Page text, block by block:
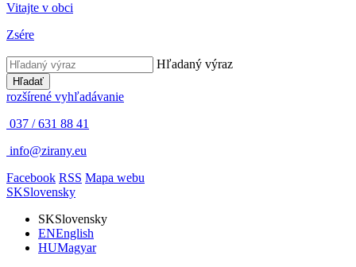
Vitajte v obci
Zsére
Hľadaný výraz
Hľadať
rozšírené vyhľadávanie
037 / 631 88 41
info@zirany.eu
Facebook RSS Mapa webu
SKSlovensky
SKSlovensky
ENEnglish
HUMagyar